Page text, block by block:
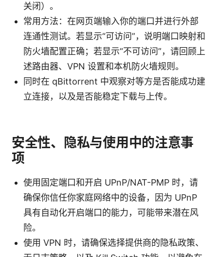
关闭）。
常用方法：在网页端输入你的端口并进行外部
连通性测试。若显示“可访问”，说明端口映射和
防火墙配置正确；若显示“不可访问”，请回顾上
述路由器、VPN 设置和本机防火墙规则。
同时在 qBittorrent 中观察对等方是否能成功建
立连接，以及是否能稳定下载与上传。
安全性、隐私与使用中的注意事
项
使用固定端口和开启 UPnP/NAT-PMP 时，请
确保你信任你家庭网络中的设备，因为 UPnP
具有自动化开启端口的能力，可能带来潜在风
险。
使用 VPN 时，请确保选择提供商的隐私政策、